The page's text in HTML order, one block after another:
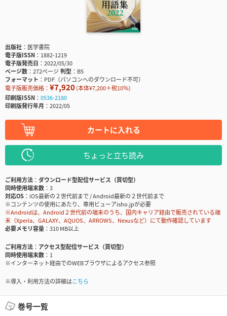
出版社
医学書院
電子版ISSN
1882-1219
電子版発売日
2022/05/30
ページ数
272ページ判型
B5
フォーマット
PDF（パソコンへのダウンロード不可）
電子版販売価格： ¥7,920(本体¥7,200＋税10％)
印刷版ISSN
0536-2180
印刷版発行年月
2022/05
カートに入れる
ちょっと立ち読み
ご利用方法
ダウンロード型配信サービス（買切型）
同時使用端末数
3
対応OS
iOS最新の２世代前まで / Android最新の２世代前まで
※コンテンツの使用にあたり、専用ビューアisho.jpが必要
※Androidは、Android２世代前の端末のうち、国内キャリア経由で販売されている端
末（Xperia、GALAXY、AQUOS、ARROWS、Nexusなど）にて動作確認しています
必要メモリ容量
310 MB以上
ご利用方法
アクセス型配信サービス（買切型）
同時使用端末数
1
※インターネット経由でのWEBブラウザによるアクセス参照
※導入・利用方法の詳細はこちら
巻号一覧